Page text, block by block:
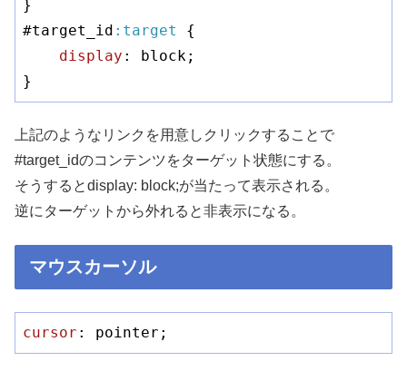
#target_id :target
{
display : block;
}
上記のようなリンクを用意しクリックすることで
#target_idのコンテンツをターゲット状態にする。
そうするとdisplay: block;が当たって表示される。
逆にターゲットから外れると非表示になる。
マウスカーソル
cursor : pointer;